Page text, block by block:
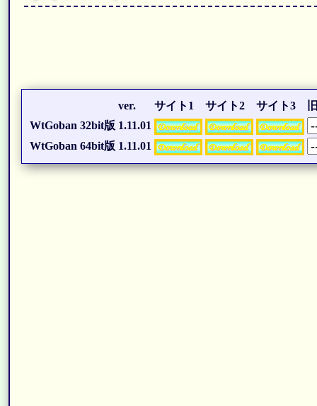
ver. サイト1 サイト2 サイト3
WtGoban 32bit版 1.11.01
WtGoban 64bit版 1.11.01